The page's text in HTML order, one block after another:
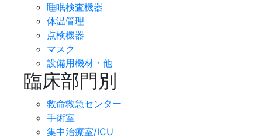
睡眠検査機器
体温管理
点検機器
マスク
設備用機材・他
臨床部門別
救命救急センター
手術室
集中治療室/ICU